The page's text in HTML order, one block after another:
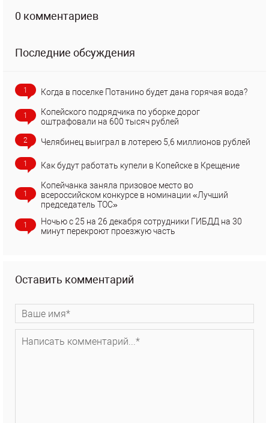
0 комментариев
Последние обсуждения
1 Когда в поселке Потанино будет дана горячая вода?
1
Копейского подрядчика по уборке дорог
оштрафовали на 600 тысяч рублей
2 Челябинец выиграл в лотерею 5,6 миллионов рублей
1 Как будут работать купели в Копейске в Крещение
1
Копейчанка заняла призовое место во
всероссийском конкурсе в номинации «Лучший
председатель ТОС»
1
Ночью с 25 на 26 декабря сотрудники ГИБДД на 30
минут перекроют проезжую часть
Оставить комментарий